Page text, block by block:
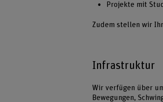
Projekte mit
Zudem stellen wir
Infrastruktur
Wir verfügen über
Bewegungen,